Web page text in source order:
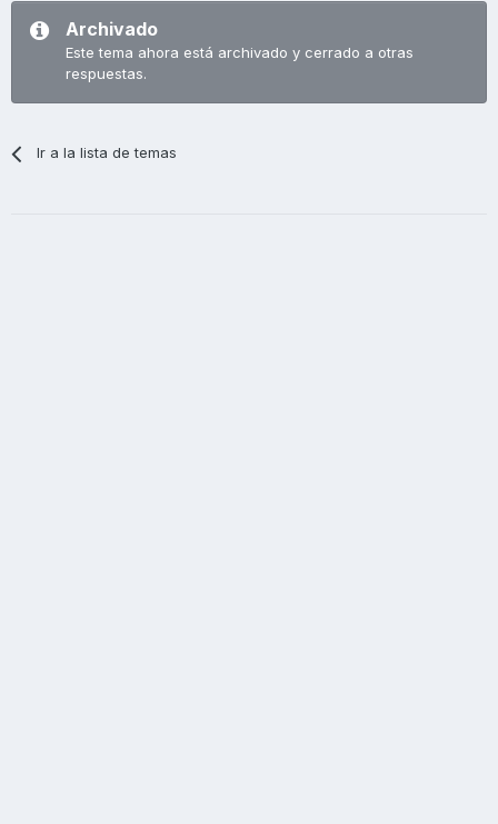
Archivado
Este tema ahora está archivado y cerrado a otras
respuestas.
Ir a la lista de temas